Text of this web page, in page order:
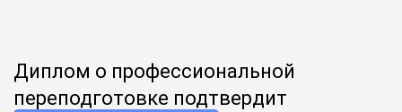
Диплом о профессиональной
переподготовке подтвердит